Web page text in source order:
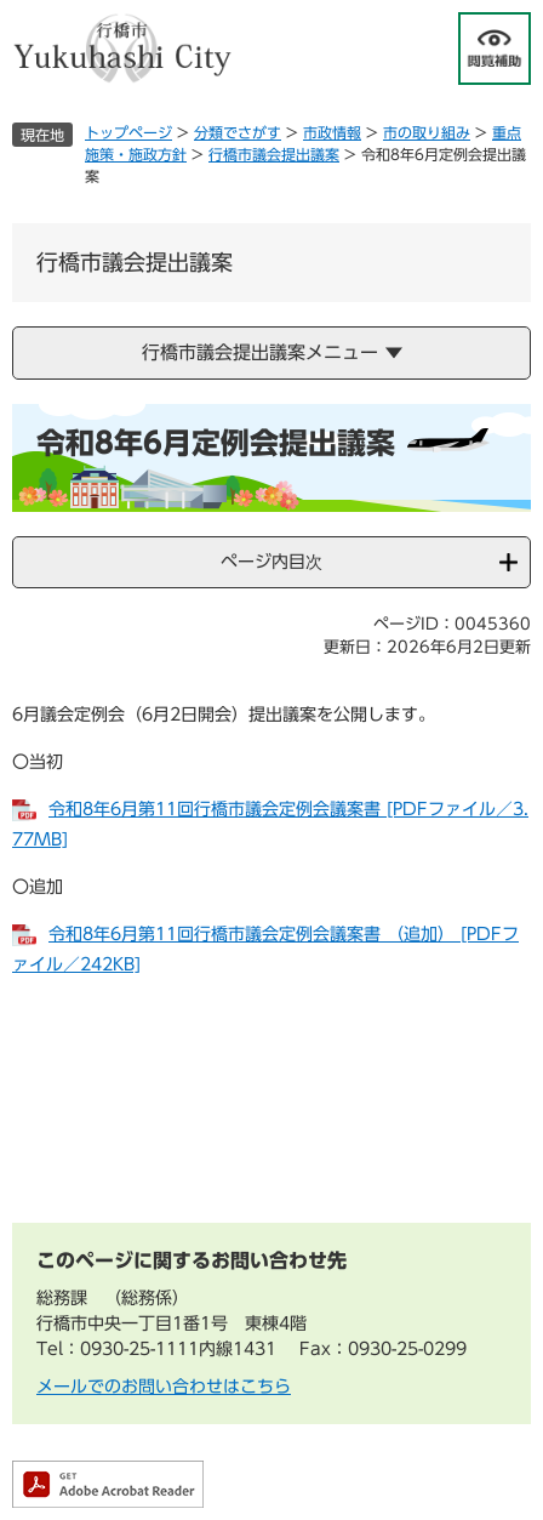
現在地 トップページ > 分類でさがす > 市政情報 > 市の取り組み > 重点
施策・施政方針 > 行橋市議会提出議案 > 令和8年6月定例会提出議
案
行橋市議会提出議案
行橋市議会提出議案メニュー
令和8年6月定例会提出議案
ページ内目次
ページID：0045360
更新日：2026年6月2日更新
6月議会定例会（6月2日開会）提出議案を公開します。
〇当初
令和8年6月第11回行橋市議会定例会議案書 [PDFファイル／3.
77MB]
〇追加
令和8年6月第11回行橋市議会定例会議案書 （追加） [PDFフ
ァイル／242KB]
このページに関するお問い合わせ先
総務課
総務係
行橋市中央一丁目1番1号 東棟4階
Tel：0930-25-1111内線1431
Fax：0930-25-0299
メールでのお問い合わせはこちら